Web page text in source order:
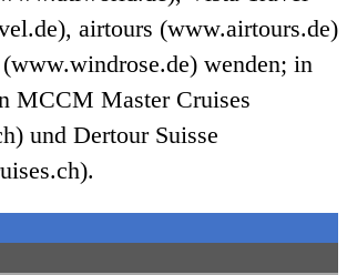
airtours (www.airtours.de)
wenden; in
MCCM Master Cruises
und Dertour Suisse